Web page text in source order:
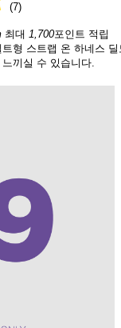
(7)
최대 1,700포인트 적립
형 스트랩 온 하네스
끼실 수 있습니다.